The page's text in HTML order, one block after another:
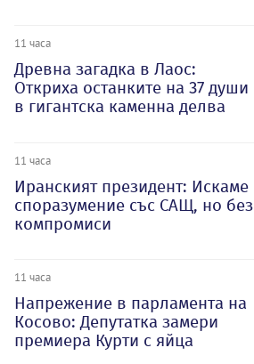
11 часа
Древна загадка в Лаос:
Откриха останките на 37 души
в гигантска каменна делва
11 часа
Иранският президент: Искаме
споразумение със САЩ, но без
компромиси
11 часа
Напрежение в парламента на
Косово: Депутатка замери
премиера Курти с яйца